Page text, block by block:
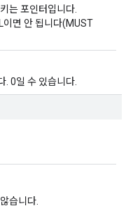
는 포인터입니다.
이면 안 됩니다(MUST
. 0일 수 있습니다.
습니다.